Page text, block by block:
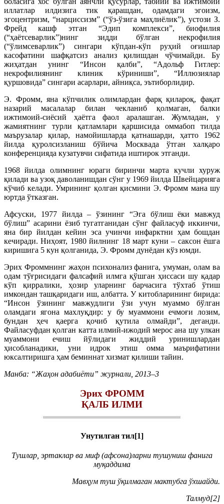
иллатлар илдизига тик қарашдан, одамдаги эгоизм,
эгоцентризм, “нарциссизм” (“ўз-ўзига маҳлиёлик”), устози З.
Фрейд кашф этган “Эдип комплекси”, биофилия
(“ҳаётсеварлик”)нинг зидди бўлган некрофилия
(“ўлимсеварлик”) сингари кўпдан-кўп руҳий оғишлар
касофатини шафқатсиз анализ қилишдан чўчимайди. Бу
жиҳатдан унинг “Инсон қалби”, “Адольф Гитлер:
некрофилиянинг клиник кўриниши”, “Иллюзиялар
қуршовида” сингари асарлари, айниқса, эътиборлидир.
Э. Фромм, яна кўпчилик олимлардан фарқ қилароқ, фақат
назарий масалалар билан чекланиб қолмаган, балки
ижтимоий-сиёсий ҳаётга фаол аралашган. Жумладан, у
жамиятнинг турли қатламлари қаршисида оммабоп тилда
маърузалар қилар, намойишларда қатнашарди, ҳатто 1962
йилда қуролсизланиш бўйича Москвада ўтган халқаро
конференцияда кузатувчи сифатида иштирок этганди.
1968 йилда олимнинг юраги биринчи марта кучли хуруж
қилади ва узоқ даволанишдан сўнг у 1969 йилда Швейцарияга
кўчиб келади. Умрининг қолган қисмини Э. Фромм мана шу
юртда ўтказган.
Афсуски, 1977 йилда – ўзининг “Эга бўлиш ёки мавжуд
бўлиш” асарини ёзиб тугатганидан сўнг файласуф иккинчи,
яна бир йилдан кейин эса учинчи инфарктни ҳам бошдан
кечиради. Ниҳоят, 1980 йилнинг 18 март куни – саксон ёшга
киришига 5 кун қолганида, Э. Фромм дунёдан кўз юмди.
Эрих Фроммнинг жаҳон психонализ фанига, умуман, олам ва
одам тўғрисидаги фалсафий илмга қўшган ҳиссаси шу қадар
кўп қирралики, ҳозир уларнинг барчасига тўхтаб ўтиш
имкондан ташқаридаги иш, албатта. У китобларининг бирида:
“Инсон ўзининг мавжудлиги ўзи учун муаммо бўлган
оламдаги ягона махлуқдир: у бу муаммони ечмоғи лозим,
бундан ҳеч қаерга қочиб қутила олмайди”, деганди.
Файласуфдан қолган катта илмий-ижодий мерос ана шу улкан
муаммони ечиш йўлидаги жиддий уринишлардан
ҳисобланадики, уни идрок этиш омма маърифатини
юксалтиришга ҳам беминнат хизмат қилиши тайин.
Манба: “Жаҳон адабиёти” журнали, 2013–3
Эрих ФРОММ
ҚАЛБ ИЛМИ
Унутилган тил[1]
Тушлар, эртаклар ва миф (афсона)ларни тушуниш фанига
муқаддима
Мавҳум туш ўқилмаган мактубга ўхшайди.
Талмуд[2]